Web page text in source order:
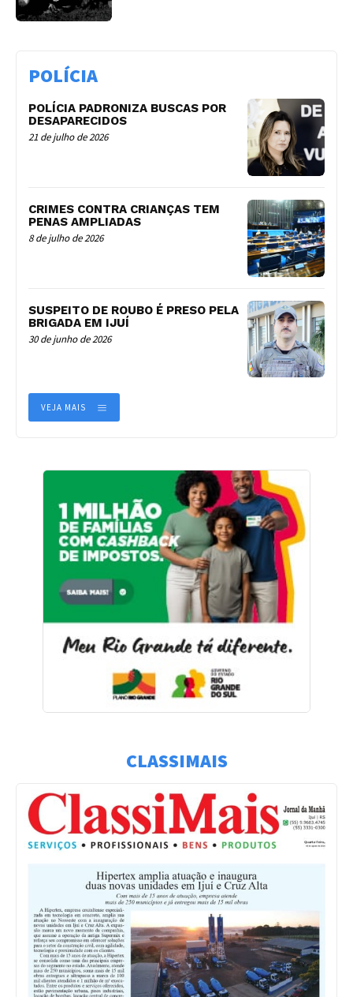
POLÍCIA
POLÍCIA PADRONIZA BUSCAS POR
DESAPARECIDOS
21 de julho de 2026
CRIMES CONTRA CRIANÇAS TEM
PENAS AMPLIADAS
8 de julho de 2026
SUSPEITO DE ROUBO É PRESO PELA
BRIGADA EM IJUÍ
30 de junho de 2026
VEJA MAIS
CLASSIMAIS